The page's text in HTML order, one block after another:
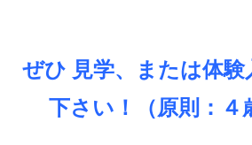
ぜひ 見学、または体験
下さい！（原則：４